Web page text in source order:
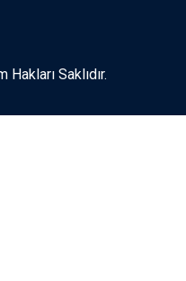
Hakları Saklıdır.